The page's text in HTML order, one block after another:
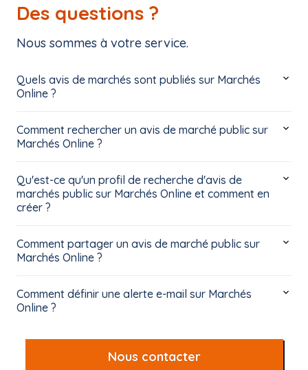
Des questions ?
Nous sommes à votre service.
Quels avis de marchés sont publiés sur Marchés
Online ?
Comment rechercher un avis de marché public sur
Marchés Online ?
Qu'est-ce qu'un profil de recherche d'avis de
marchés public sur Marchés Online et comment en
créer ?
Comment partager un avis de marché public sur
Marchés Online ?
Comment définir une alerte e-mail sur Marchés
Online ?
Nous contacter